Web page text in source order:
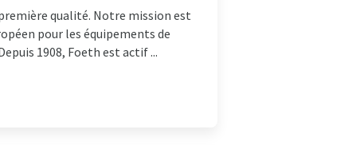
qualité. Notre mission est
pour les équipements de
1908, Foeth est actif ...